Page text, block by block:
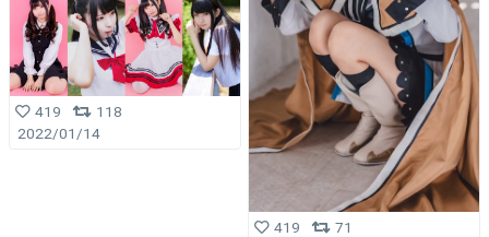
419
118
2022/01/14
419
71